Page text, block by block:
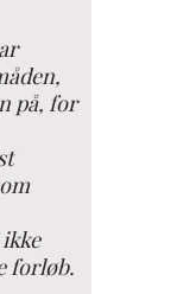
på, for
forløb.